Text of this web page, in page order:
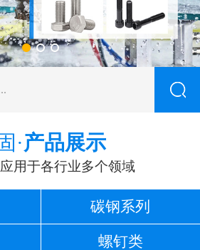
·产品展示
用于各行业多个领域
碳钢系列
螺钉类